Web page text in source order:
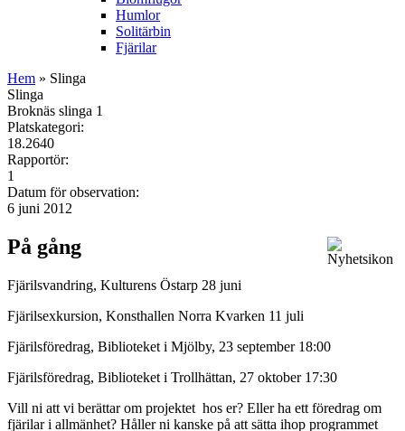
Humlor
Solitärbin
Fjärilar
Hem » Slinga
Slinga
Broknäs slinga 1
Platskategori:
18.2640
Rapportör:
1
Datum för observation:
6 juni 2012
På gång
Fjärilsvandring, Kulturens Östarp 28 juni
Fjärilsexkursion, Konsthallen Norra Kvarken 11 juli
Fjärilsföredrag, Biblioteket i Mjölby, 23 september 18:00
Fjärilsföredrag, Biblioteket i Trollhättan, 27 oktober 17:30
Vill ni att vi berättar om projektet hos er? Eller ha ett föredrag om
fjärilar i allmänhet? Håller ni kanske på att sätta ihop programmet